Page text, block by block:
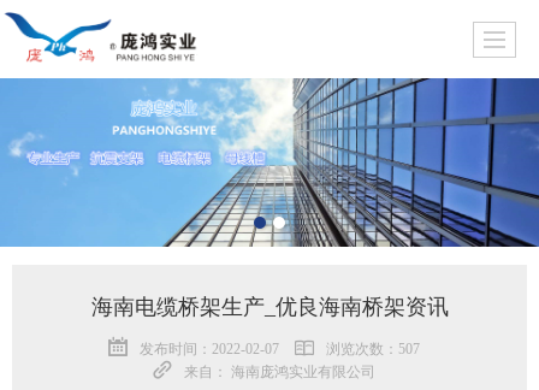
海南电缆桥架生产_优良海南桥架资讯
发布时间：2022-02-07
浏览次数：507
来自： 海南庞鸿实业有限公司